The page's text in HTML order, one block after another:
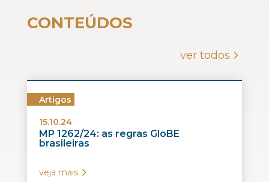
CONTEÚDOS
ver todos
Artigos
15.10.24
MP 1262/24: as regras GloBE
brasileiras
veja mais